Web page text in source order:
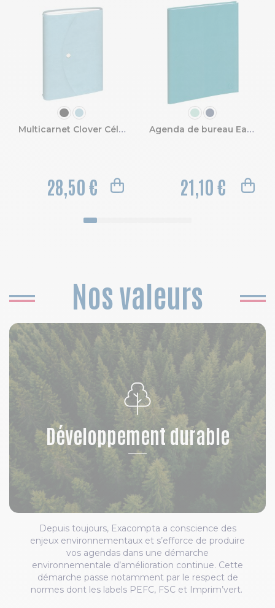
COULEUR
Multicarnet Clover Céleste 15 x 21 cm
28,50 €
COULEUR
Agenda de bureau EasyTime 21S Lily 15 x 21 cm Semainier Janvier à Décembre 2027
21,10 €
Nos valeurs
Développement durable
Depuis toujours, Exacompta a conscience des
enjeux environnementaux et s’efforce de produire
vos agendas dans une démarche
environnementale d’amélioration continue. Cette
démarche passe notamment par le respect de
normes dont les labels PEFC, FSC et Imprim’vert.